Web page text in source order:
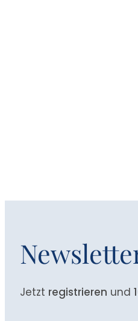
Jetzt registrieren und